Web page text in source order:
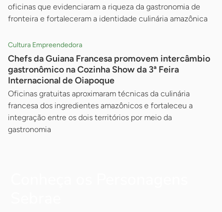
oficinas que evidenciaram a riqueza da gastronomia de
fronteira e fortaleceram a identidade culinária amazônica
Cultura Empreendedora
Chefs da Guiana Francesa promovem intercâmbio
gastronômico na Cozinha Show da 3ª Feira
Internacional de Oiapoque
Oficinas gratuitas aproximaram técnicas da culinária
francesa dos ingredientes amazônicos e fortaleceu a
integração entre os dois territórios por meio da
gastronomia